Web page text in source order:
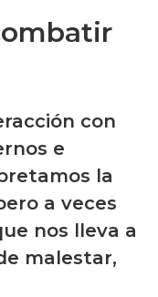
con
e
la
a veces
nos lleva a
malestar,